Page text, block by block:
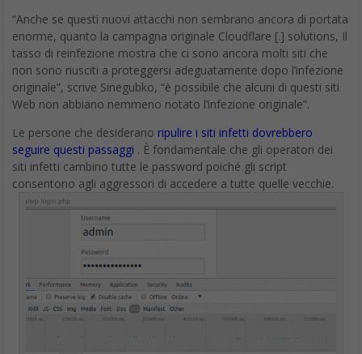
coreano), è stato anche elencato su documenti per test
Bluetooth. Il modello è stato citato anche nella certificazione
Wi-Fi della Wi-Fi Alliance e nei documenti presentati alla National
Radio Research Agency della Korea Communications
Commission.
Samsung Galaxy X prezzo
I componenti necessari per produrre dai 2000 ai 3000 esemplari
di Galaxy X pieghevoli sono stati, a quanto pare, ordinati da
Samsung in modo da realizzare una serie di dispositivi durante la
informato il sito coreano The Investor che Samsung potrebbe
sondare il mercato con un prototipo a diffusione limitata, che
potrebbe essere lanciato verso la fine del 2018. Non si conosce
ancora ilprezzo del Samsung Galaxy X, anche perché se fosse